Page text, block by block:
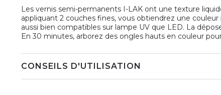
Les vernis semi-permanents I-LAK ont une texture
appliquant 2 couches fines, vous obtiendrez une
aussi bien compatibles sur lampe UV que LED. La
En 30 minutes, arborez des ongles hauts en couleur
CONSEILS D'UTILISATION